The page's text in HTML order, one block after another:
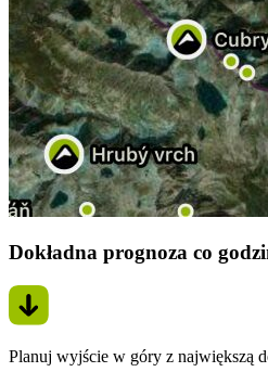
Dokładna prognoza co
Planuj wyjście w góry z największą